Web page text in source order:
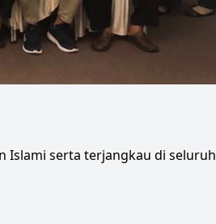
Islami serta terjangkau di seluruh